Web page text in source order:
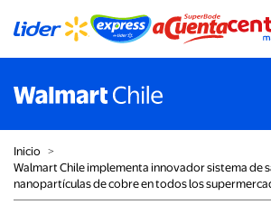
Inicio ˃
Walmart Chile implementa innovador sistema de
nanopartículas de cobre en todos los